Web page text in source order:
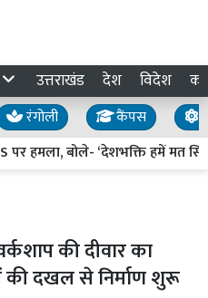
उत्तराखंड देश विदेश
रंगोली कैंपस
पर हमला, बोले- ‘देशभक्ति हमें मत
की दीवार का
की दखल से निर्माण शुरू